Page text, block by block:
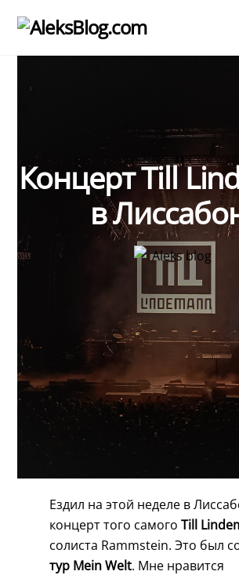
Концерт Till
в
Ездил на этой неделе в
концерт того самого Till
солиста Rammstein. Это был
тур Mein Welt. Мне нравится